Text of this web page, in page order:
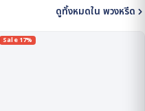
ดูทั้งหมดใน พวงหรีด
Sale 17%